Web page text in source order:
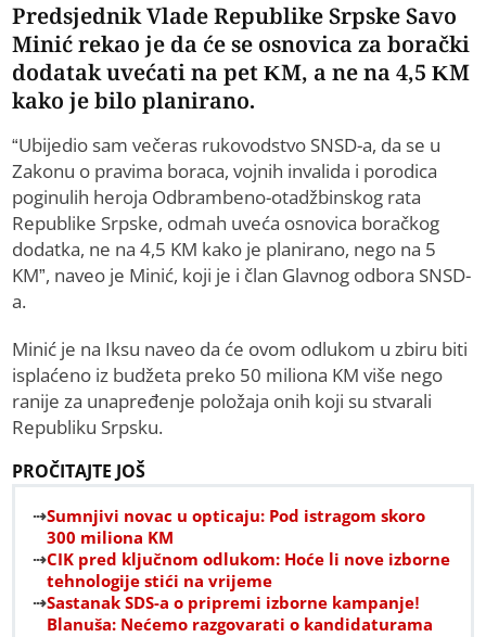
Predsjednik Vlade Republike Srpske Savo
Minić rekao je da će se osnovica za borački
dodatak uvećati na pet KM, a ne na 4,5 KM
kako je bilo planirano.
“Ubijedio sam večeras rukovodstvo SNSD-a, da se u
Zakonu o pravima boraca, vojnih invalida i porodica
poginulih heroja Odbrambeno-otadžbinskog rata
Republike Srpske, odmah uveća osnovica boračkog
dodatka, ne na 4,5 KM kako je planirano, nego na 5
KM”, naveo je Minić, koji je i član Glavnog odbora SNSD-
a.
Minić je na Iksu naveo da će ovom odlukom u zbiru biti
isplaćeno iz budžeta preko 50 miliona KM više nego
ranije za unapređenje položaja onih koji su stvarali
Republiku Srpsku.
PROČITAJTE JOŠ
Sumnjivi novac u opticaju: Pod istragom skoro
300 miliona KM
CIK pred ključnom odlukom: Hoće li nove izborne
tehnologije stići na vrijeme
Sastanak SDS-a o pripremi izborne kampanje!
Blanuša: Nećemo razgovarati o kandidaturama